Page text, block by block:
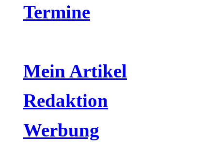
Termine
Mein Artikel
Redaktion
Werbung